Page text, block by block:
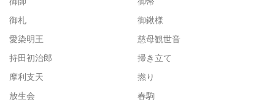
御札
御鍬様
愛染明王
慈母観世音
持田初治郎
掃き立て
摩利支天
撚り
放生会
春駒